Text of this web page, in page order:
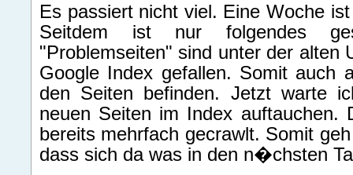
Es passiert nicht viel. Eine Woche
Seitdem ist nur folgendes
"Problemseiten" sind unter der alten
Google Index gefallen. Somit auch
den Seiten befinden. Jetzt warte
neuen Seiten im Index auftauchen.
bereits mehrfach gecrawlt. Somit
dass sich da was in den n�chsten